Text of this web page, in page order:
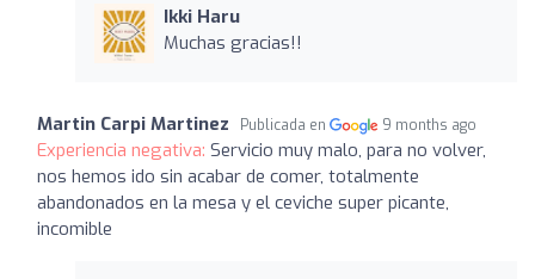
Ikki Haru
Muchas gracias!!
Martin Carpi Martinez Publicada en 9 months ago
Experiencia negativa: Servicio muy malo, para no volver,
nos hemos ido sin acabar de comer, totalmente
abandonados en la mesa y el ceviche super picante,
incomible